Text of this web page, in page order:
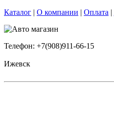
Каталог | О компании | Оплата |
Телефон: +7(908)911-66-15
Ижевск